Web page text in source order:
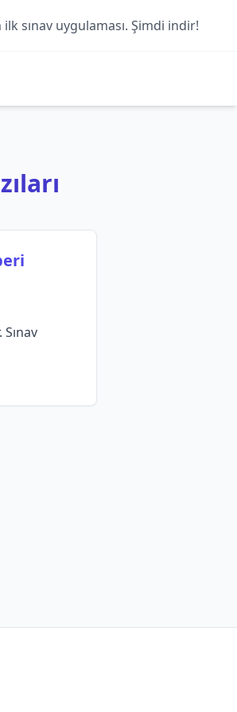
sınav uygulaması. Şimdi indir!